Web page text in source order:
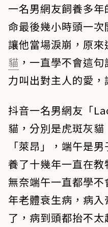
一名男網友飼養多
命最後幾小時頭一次
讓他當場淚崩，原
貓 ，一直學不會這
力叫出對主人的愛，
抖音一名男網友「
貓，分別是虎斑灰
「萊昂」，端午是
養了十幾年一直在
無奈端午一直都學
年老體衰生病，病
了，病到頭都抬不